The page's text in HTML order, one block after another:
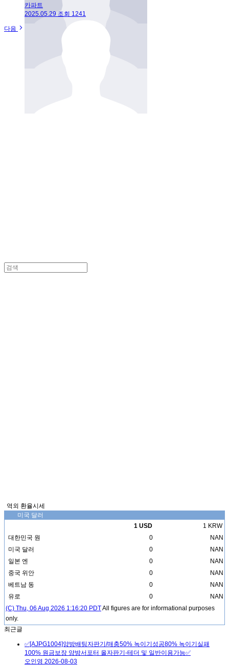
카파트
2025.05.29 조회 1241
다음
역외 환율시세
미국 달러
1 USD
1 KRW
대한민국 원
0
NAN
미국 달러
0
NAN
일본 엔
0
NAN
중국 위안
0
NAN
베트남 동
0
NAN
유로
0
NAN
(C) Thu, 06 Aug 2026 1:16:20 PDTAll figures are for informational purposes
only.
최근글
✅[AJPG1004]양방배팅자판기/매충50% 녹이기성공80% 녹이기실패
100% 원금보장 양방서포터 올자판기-테더 및 일반이용가능✅
오인영 2026-08-03